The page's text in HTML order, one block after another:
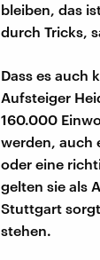
bleiben, das
durch Tricks,
Dass es auch
Aufsteiger
160.000
werden, auch
oder eine
gelten sie als
Stuttgart
stehen.